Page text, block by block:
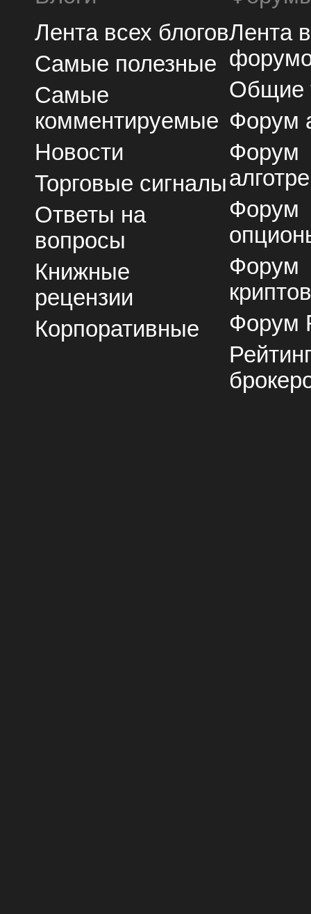
Лента всех блогов
Самые полезные
Самые
комментируемые
Новости
Торговые сигналы
Ответы на
вопросы
Книжные
рецензии
Корпоративные
Лента
Общие
Форум
Форум
Форум
Форум
Форум